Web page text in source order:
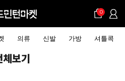
0
의류 신발 가방 셔틀콕
체보기